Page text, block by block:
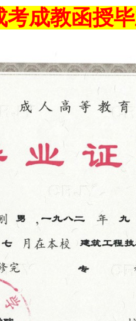
教育2025
考成教函授